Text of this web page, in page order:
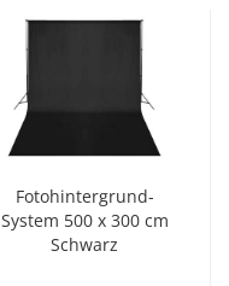
Fotohintergrund-
System 500 x 300 cm
Schwarz